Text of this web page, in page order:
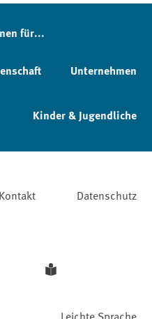
für...
Unternehmen
Kinder & Jugendliche
Datenschutz
Leichte Sprache